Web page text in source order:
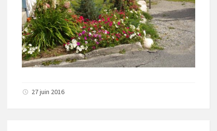
27 juin 2016